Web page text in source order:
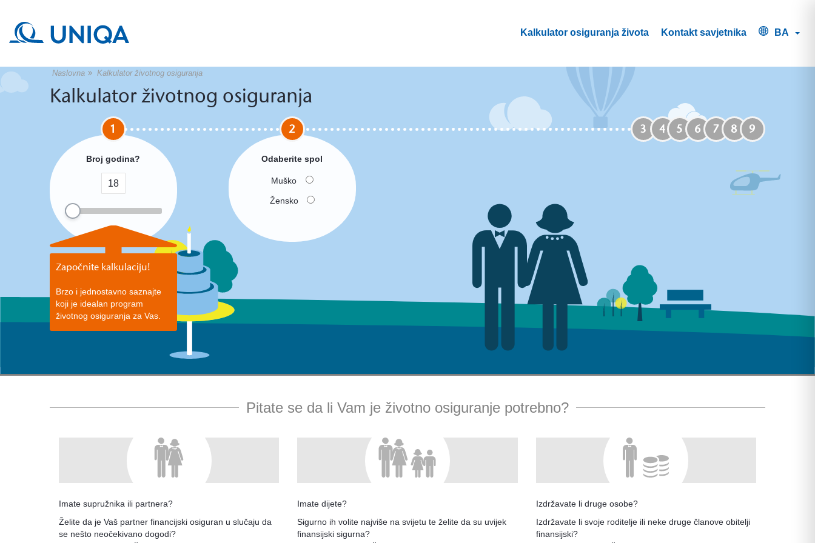
Kalkulator osiguranja života Kontakt savjetnika BA
Naslovna Kalkulator životnog osiguranja
Kalkulator životnog osiguranja
1
Broj godina?
Započnite kalkulaciju!
Brzo i jednostavno saznajte
koji je idealan program
životnog osiguranja za Vas.
2
Odaberite spol
Muško
Žensko
3 4 5 6 7 8 9
Pitate se da li Vam je životno osiguranje potrebno?
Imate supružnika ili partnera?
Želite da je Vaš partner financijski osiguran u slučaju da
se nešto neočekivano dogodi?
Imate dijete?
Sigurno ih volite najviše na svijetu te želite da su uvijek
finansijski sigurna?
Izdržavate li druge osobe?
Izdržavate li svoje roditelje ili neke druge članove obitelji
finansijski?